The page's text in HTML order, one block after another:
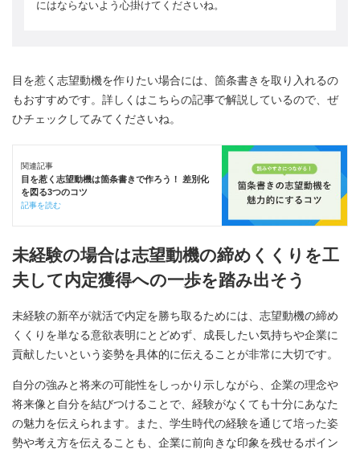
にはならないよう心掛けてくださいね。
目を惹く志望動機を作りたい場合には、箇条書きを取り入れるの
もおすすめです。詳しくはこちらの記事で解説しているので、ぜ
ひチェックしてみてくださいね。
関連記事
目を惹く志望動機は箇条書きで作ろう！ 差別化
を図る3つのコツ
記事を読む
未経験の場合は志望動機の締めくくりを工
夫して内定獲得への一歩を踏み出そう
未経験の新卒が就活で内定を勝ち取るためには、志望動機の締め
くくりを単なる意欲表明にとどめず、成長したい気持ちや企業に
貢献したいという姿勢を具体的に伝えることが非常に大切です。
自分の強みと将来の可能性をしっかり示しながら、企業の理念や
将来像と自分を結びつけることで、経験がなくても十分にあなた
の魅力を伝えられます。また、学生時代の経験を通じて培った姿
勢や考え方を伝えることも、企業に前向きな印象を残せるポイン